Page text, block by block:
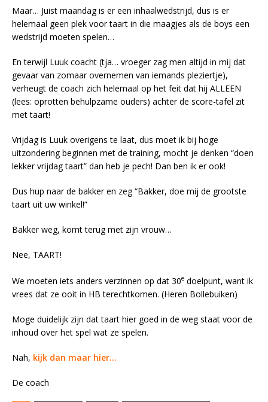
Maar… Juist maandag is er een inhaalwedstrijd, dus is er
helemaal geen plek voor taart in die maagjes als de boys een
wedstrijd moeten spelen…
En terwijl Luuk coacht (tja… vroeger zag men altijd in mij dat
gevaar van zomaar overnemen van iemands pleziertje),
verheugt de coach zich helemaal op het feit dat hij ALLEEN
(lees: oprotten behulpzame ouders) achter de score-tafel zit
met taart!
Vrijdag is Luuk overigens te laat, dus moet ik bij hoge
uitzondering beginnen met de training, mocht je denken “doen
lekker vrijdag taart” dan heb je pech! Dan ben ik er ook!
Dus hup naar de bakker en zeg “Bakker, doe mij de grootste
taart uit uw winkel!”
Bakker weg, komt terug met zijn vrouw…
Nee, TAART!
We moeten iets anders verzinnen op dat 30e doelpunt, want ik
vrees dat ze ooit in HB terechtkomen. (Heren Bollebuiken)
Moge duidelijk zijn dat taart hier goed in de weg staat voor de
inhoud over het spel wat ze spelen.
Nah, kijk dan maar hier…
De coach